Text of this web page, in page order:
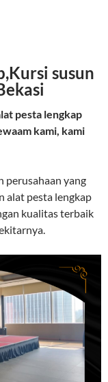
susun
pesta lengkap
kami, kami
perusahaan yang
alat pesta lengkap
kualitas terbaik